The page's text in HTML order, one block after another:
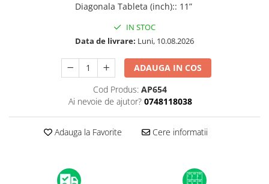
A1466 (13” 2012-2017)
A2337 (M1 13” 2020)
A2681 (M2 13” 2022)
A1286 (Unibody 15” 2008-2012)
Diagonala Tableta (inch):: 11”
IN STOC
Data de livrare: Luni, 10.08.2026
ADAUGA IN COS
Cod Produs: AP654
Ai nevoie de ajutor? 0748118038
Adauga la Favorite Cere informatii